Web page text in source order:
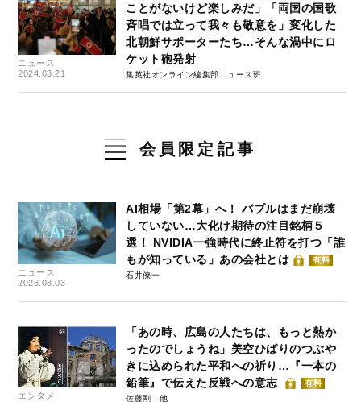
ニュース
2024.03.21
ことがないけど楽しみだ」「両国の国歌
斉唱では立って我々も敬意を」変化した
北朝鮮サポーターたち…そんな渦中にロ
ケット砲発射
集英社オンライン編集部ニュース班
会員限定記事
ニュース
2026.08.03
AI相場「第2幕」へ！ バブルはまだ崩壊
していない…大化け期待の注目銘柄５
選！ NVIDIA一強時代に終止符を打つ「誰
もが知っている」あの会社とは
有料
石井僚一
エンタメ
「あの時、広島の人たちは、もっと熱か
ったのでしょうね」美空ひばりのつぶや
きに込められた平和への祈り…『一本の
鉛筆』で伝えた反戦への意志
有料
佐藤剛